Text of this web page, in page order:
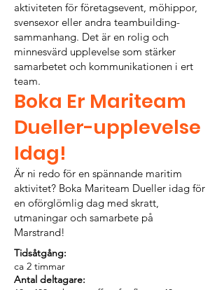
aktiviteten för företagsevent, möhippor,
svensexor eller andra teambuilding-
sammanhang. Det är en rolig och
minnesvärd upplevelse som stärker
samarbetet och kommunikationen i ert
team.
Boka Er Mariteam
Dueller-upplevelse
Idag!
Är ni redo för en spännande maritim
aktivitet? Boka Mariteam Dueller idag för
en oförglömlig dag med skratt,
utmaningar och samarbete på
Marstrand!
Tidsåtgång:
ca 2 timmar
Antal deltagare: